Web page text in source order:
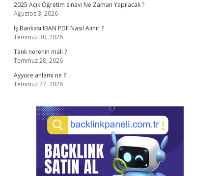
2025 Açık Öğretim sınavı Ne Zaman Yapılacak ?
Ağustos 3, 2026
İş Bankası IBAN PDF Nasıl Alınır ?
Temmuz 30, 2026
Tank nerenin malı ?
Temmuz 28, 2026
Ayyuce anlamı ne ?
Temmuz 27, 2026